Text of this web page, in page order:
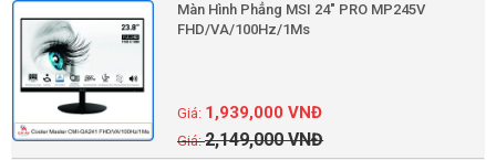
Màn Hình Phẳng MSI 24" PRO MP245V
FHD/VA/100Hz/1Ms
2,149,000VNĐ
1,939,000VNĐ